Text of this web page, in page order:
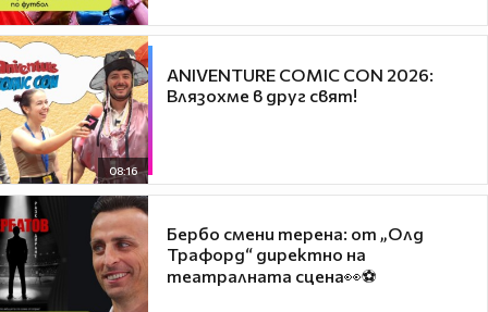
08:16
ANIVENTURE COMIC CON 2026:
Влязохме в друг свят!
Бербо смени терена: от „Олд
Трафорд“ директно на
театралната сцена👀⚽